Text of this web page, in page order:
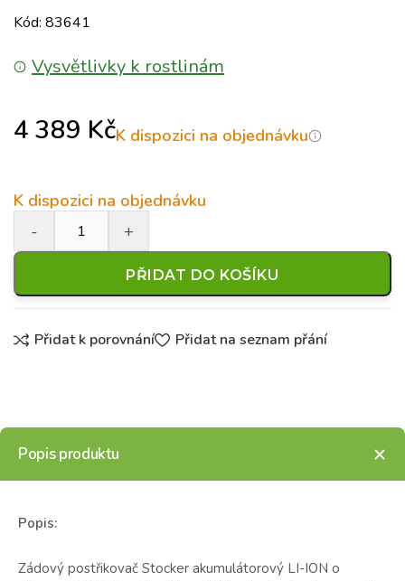
Kód: 83641
Vysvětlivky k rostlinám
4 389 KčK dispozici na objednávku
K dispozici na objednávku
PŘIDAT DO KOŠÍKU
Přidat k porovnání Přidat na seznam přání
Popis produktu
Popis:
Zádový postřikovač Stocker akumulátorový LI-ION o